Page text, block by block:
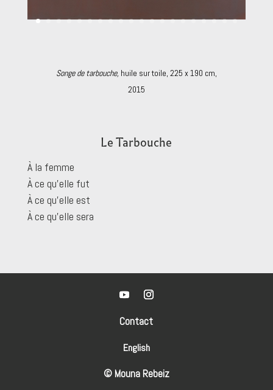
Songe de tarbouche, huile sur toile, 225 x 190 cm,
2015
Le Tarbouche
À la femme
À ce qu’elle fut
À ce qu’elle est
À ce qu’elle sera
Contact
English
© Mouna Rebeiz